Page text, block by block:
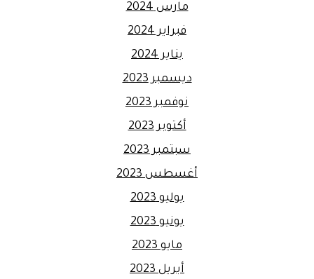
مارس 2024
فبراير 2024
يناير 2024
ديسمبر 2023
نوفمبر 2023
أكتوبر 2023
سبتمبر 2023
أغسطس 2023
يوليو 2023
يونيو 2023
مايو 2023
أبريل 2023